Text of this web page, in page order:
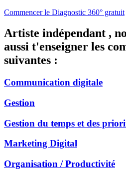
Commencer le Diagnostic 360° gratuit
Artiste indépendant ,
aussi t'enseigner les
suivantes :
Communication digitale
Gestion
Gestion du temps et des
Marketing Digital
Organisation / Productivité